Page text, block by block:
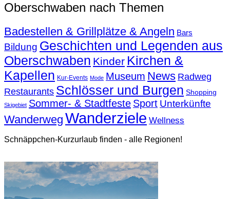
Oberschwaben nach Themen
Badestellen & Grillplätze & Angeln Bars
Bildung Geschichten und Legenden aus
Oberschwaben Kinder Kirchen &
Kapellen Kur-Events Mode Museum News Radweg
Restaurants Schlösser und Burgen Shopping
Skigebiet Sommer- & Stadtfeste Sport Unterkünfte
Wanderweg Wanderziele Wellness
Schnäppchen-Kurzurlaub finden - alle Regionen!